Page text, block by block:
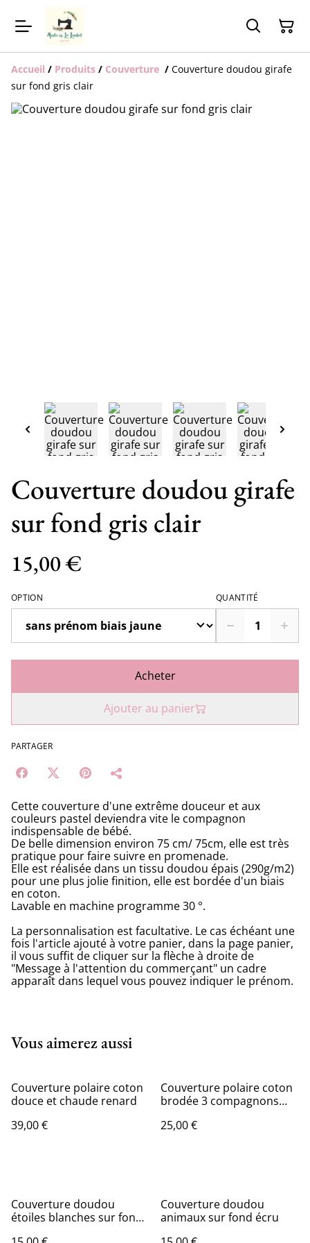
Accueil / Produits / Couverture / Couverture doudou girafe
sur fond gris clair
Couverture doudou girafe
sur fond gris clair
15,00 €
OPTION QUANTITÉ
Acheter
Ajouter au panier
PARTAGER
Cette couverture d'une extrême douceur et aux
couleurs pastel deviendra vite le compagnon
indispensable de bébé.
De belle dimension environ 75 cm/ 75cm, elle est très
pratique pour faire suivre en promenade.
Elle est réalisée dans un tissu doudou épais (290g/m2)
pour une plus jolie finition, elle est bordée d'un biais
en coton.
Lavable en machine programme 30 °.
La personnalisation est facultative. Le cas échéant une
fois l'article ajouté à votre panier, dans la page panier,
il vous suffit de cliquer sur la flèche à droite de
"Message à l'attention du commerçant" un cadre
apparaît dans lequel vous pouvez indiquer le prénom.
Vous aimerez aussi
Couverture polaire coton
douce et chaude renard
39,00 €
Couverture polaire coton
brodée 3 compagnons
25,00 €
Couverture doudou
étoiles blanches sur fond
Couverture doudou
animaux sur fond écru